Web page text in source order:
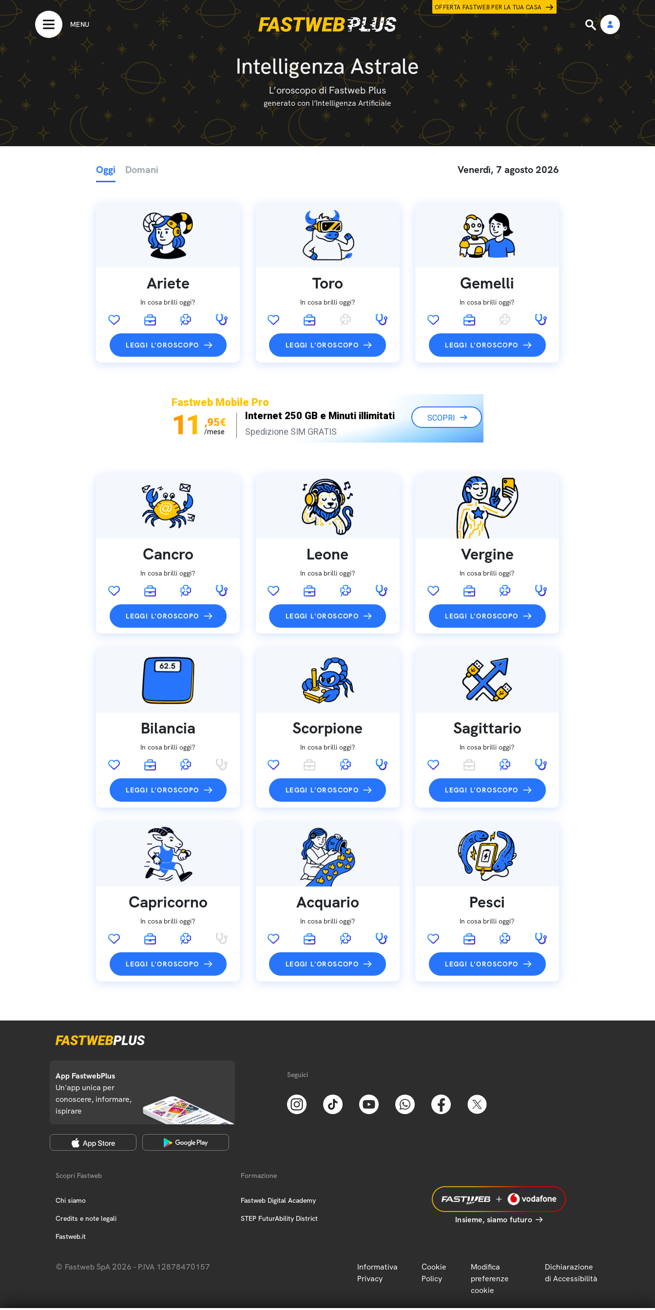
OFFERTA FASTWEB PER LA TUA CASA
MENU
Intelligenza Astrale
L’oroscopo di Fastweb Plus
generato con l’Intelligenza Artificiale
Oggi Domani Venerdì, 7 agosto 2026
Ariete
In cosa brilli oggi?
LEGGI L'OROSCOPO
Toro
In cosa brilli oggi?
LEGGI L'OROSCOPO
Gemelli
In cosa brilli oggi?
LEGGI L'OROSCOPO
Fastweb Mobile Pro
11 ,95€
/mese
Internet 250 GB e Minuti illimitati
Spedizione SIM GRATIS
SCOPRI
Cancro
In cosa brilli oggi?
LEGGI L'OROSCOPO
Leone
In cosa brilli oggi?
LEGGI L'OROSCOPO
Vergine
In cosa brilli oggi?
LEGGI L'OROSCOPO
Bilancia
In cosa brilli oggi?
LEGGI L'OROSCOPO
Scorpione
In cosa brilli oggi?
LEGGI L'OROSCOPO
Sagittario
In cosa brilli oggi?
LEGGI L'OROSCOPO
Capricorno
In cosa brilli oggi?
LEGGI L'OROSCOPO
Acquario
In cosa brilli oggi?
LEGGI L'OROSCOPO
Pesci
In cosa brilli oggi?
LEGGI L'OROSCOPO
App FastwebPlus
Un'app unica per
conoscere, informare,
ispirare
Seguici
Scopri Fastweb
Chi siamo
Credits e note legali
Fastweb.it
Formazione
Fastweb Digital Academy
STEP FuturAbility District Insieme, siamo futuro
© Fastweb SpA 2026 - P.IVA 12878470157
Informativa
Privacy
Cookie
Policy
Modifica
preferenze
cookie
Dichiarazione
di Accessibilità